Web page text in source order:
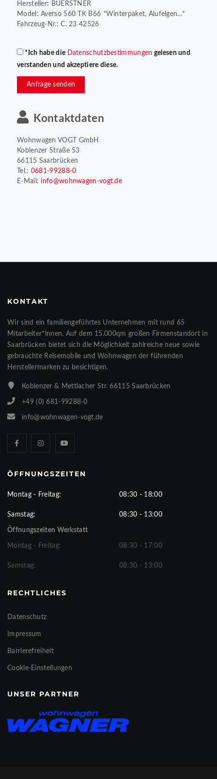
Hersteller: BUERSTNER
Model: Averso 560 TK B66 *Winterpaket, Alufelgen...*
Fahrzeug-Nr.: C. 23 42526
*Ich habe die Datenschutzbestimmungen gelesen und
verstanden und akzeptiere diese.
Anfrage senden
Kontaktdaten
Wohnwagen VOGT GmbH
Koblenzer Straße 53
66115 Saarbrücken
Tel.: 0681-99288-0
E-Mail: info@wohnwagen-vogt.de
KONTAKT
Wir sind ein familiengeführtes Unternehmen mit rund 65
Mitarbeiter*innen. Auf dem 15.000qm großen Firmenstandort in
Saarbrücken bietet sich die Möglichkeit zahlreiche neue sowie
gebrauchte Reisemobile und Wohnwagen der führenden
Herstellermarken zu besichtigen.
Koblenzer & Mettlacher Str. 66115 Saarbrücken
+49 (0) 681-99288-0
info@wohnwagen-vogt.de
ÖFFNUNGSZEITEN
Montag - Freitag: 08:30 - 18:00
Samstag: 08:30 - 13:00
Öffnungszeiten Werkstatt
Montag - Freitag: 08:30 - 17:00
Samstag: 08:30 - 13:00
RECHTLICHES
Datenschutz
Impressum
Barrierefreiheit
Cookie-Einstellungen
UNSER PARTNER